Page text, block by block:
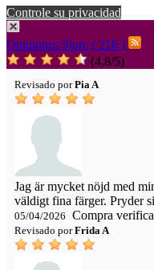
Controle su privacidad
Opiniones Store ( 216 )
(4,8/5)
Revisado porPia A
Jag är mycket nöjd med
väldigt fina färger. Pryder
05/04/2026 Compra
Revisado porFrida A